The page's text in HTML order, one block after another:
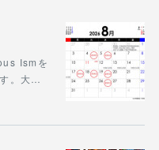
Ismを
。大…